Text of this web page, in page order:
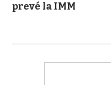
prevé la IMM